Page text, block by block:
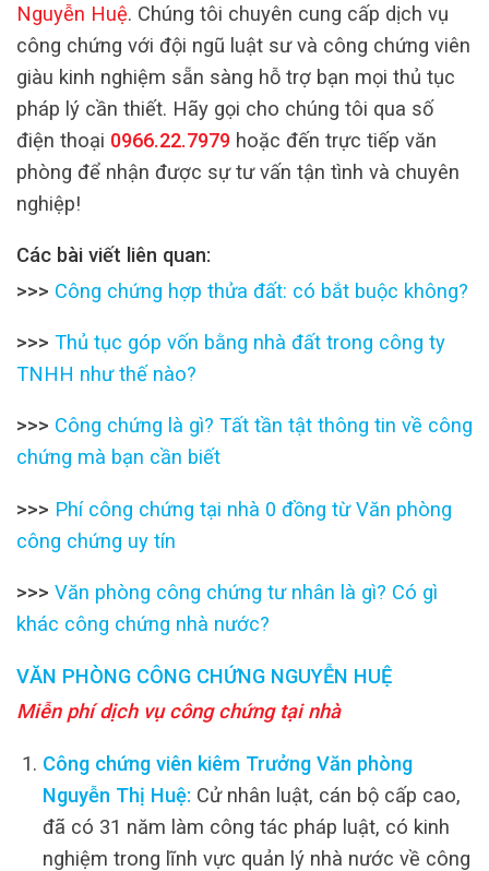
Nguyễn Huệ. Chúng tôi chuyên cung cấp dịch vụ
công chứng với đội ngũ luật sư và công chứng viên
giàu kinh nghiệm sẵn sàng hỗ trợ bạn mọi thủ tục
pháp lý cần thiết. Hãy gọi cho chúng tôi qua số
điện thoại 0966.22.7979 hoặc đến trực tiếp văn
phòng để nhận được sự tư vấn tận tình và chuyên
nghiệp!
Các bài viết liên quan:
>>> Công chứng hợp thửa đất: có bắt buộc không?
>>> Thủ tục góp vốn bằng nhà đất trong công ty
TNHH như thế nào?
>>> Công chứng là gì? Tất tần tật thông tin về công
chứng mà bạn cần biết
>>> Phí công chứng tại nhà 0 đồng từ Văn phòng
công chứng uy tín
>>> Văn phòng công chứng tư nhân là gì? Có gì
khác công chứng nhà nước?
VĂN PHÒNG CÔNG CHỨNG NGUYỄN HUỆ
Miễn phí dịch vụ công chứng tại nhà
Công chứng viên kiêm Trưởng Văn phòng
Nguyễn Thị Huệ: Cử nhân luật, cán bộ cấp cao,
đã có 31 năm làm công tác pháp luật, có kinh
nghiệm trong lĩnh vực quản lý nhà nước về công